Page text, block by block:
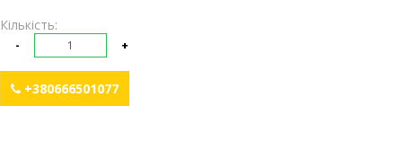
Кількість:
- +
+380666501077